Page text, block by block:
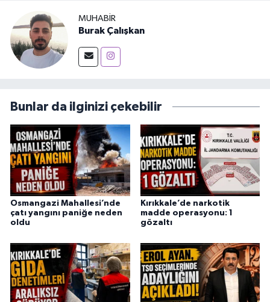
MUHABIR
Burak Çalışkan
Bunlar da ilginizi çekebilir
Osmangazi Mahallesi’nde
çatı yangını paniğe neden
oldu
Kırıkkale’de narkotik
madde operasyonu: 1
gözaltı